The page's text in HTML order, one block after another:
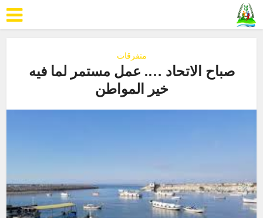
متفرقات
صباح الاتحاد …. عمل مستمر لما فيه
خير المواطن